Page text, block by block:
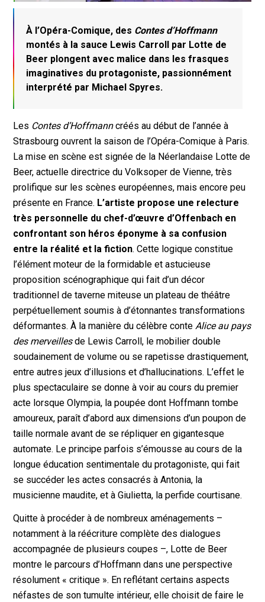
À l’Opéra-Comique, des Contes d’Hoffmann
montés à la sauce Lewis Carroll par Lotte de
Beer plongent avec malice dans les frasques
imaginatives du protagoniste, passionnément
interprété par Michael Spyres.
Les Contes d’Hoffmanncréés au début de l’année à
Strasbourg ouvrent la saison de l’Opéra-Comique à Paris.
La mise en scène est signée de la Néerlandaise Lotte de
Beer, actuelle directrice du Volksoper de Vienne, très
prolifique sur les scènes européennes, mais encore peu
présente en France. L’artiste propose une relecture
très personnelle du chef-d’œuvre d’Offenbach en
confrontant son héros éponyme à sa confusion
entre la réalité et la fiction. Cette logique constitue
l’élément moteur de la formidable et astucieuse
proposition scénographique qui fait d’un décor
traditionnel de taverne miteuse un plateau de théâtre
perpétuellement soumis à d’étonnantes transformations
déformantes. À la manière du célèbre conte Alice au pays
des merveillesde Lewis Carroll, le mobilier double
soudainement de volume ou se rapetisse drastiquement,
entre autres jeux d’illusions et d’hallucinations. L’effet le
plus spectaculaire se donne à voir au cours du premier
acte lorsque Olympia, la poupée dont Hoffmann tombe
amoureux, paraît d’abord aux dimensions d’un poupon de
taille normale avant de se répliquer en gigantesque
automate. Le principe parfois s’émousse au cours de la
longue éducation sentimentale du protagoniste, qui fait
se succéder les actes consacrés à Antonia, la
musicienne maudite, et à Giulietta, la perfide courtisane.
Quitte à procéder à de nombreux aménagements –
notamment à la réécriture complète des dialogues
accompagnée de plusieurs coupes –, Lotte de Beer
montre le parcours d’Hoffmann dans une perspective
résolument « critique ». En reflétant certains aspects
néfastes de son tumulte intérieur, elle choisit de faire le